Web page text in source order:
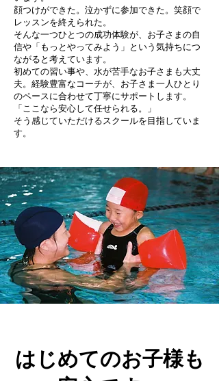
顔つけができた。泣かずに参加できた。笑顔で
レッスンを終えられた。
そんな一つひとつの成功体験が、お子さまの自
信や「もっとやってみよう」という気持ちにつ
ながると考えています。
初めての習い事や、水が苦手なお子さまも大丈
夫。経験豊富なコーチが、お子さま一人ひとり
のペースに合わせて丁寧にサポートします。
「ここなら安心して任せられる。」
そう感じていただけるスクールを目指していま
す。
はじめてのお子様も